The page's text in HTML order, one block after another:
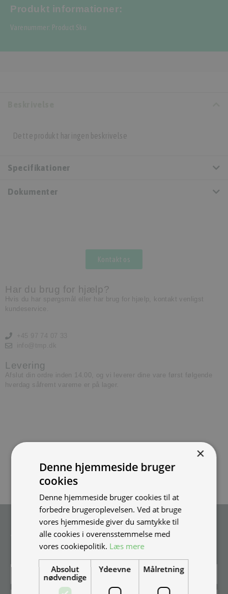
Produkt informationer:
Varenummer: Product Sku
Dette produkt har ingen beskrivelse
Specifikationer
Dokumenter
Kontakt os
Har du brug for hjælp?
Hvis du har spørgsmål eller har brug for hjælp, kontakt venligst
kundeservice.
Levering
Afslut din ordre inden 14.00, og vi leverer dine vare først følgende
hverdag såfremt varerne er på lager.
Tilmeld nyhedsmail
Vær blandt de første til at modtage info om nye produkter, tilbud,
events og udstillinger.
×
Denne hjemmeside bruger
cookies
Denne hjemmeside bruger cookies til at
forbedre brugeroplevelsen. Ved at bruge
vores hjemmeside giver du samtykke til
alle cookies i overensstemmelse med
vores cookiepolitik. Læs mere
Absolut
nødvendige
Ydeevne Målretning